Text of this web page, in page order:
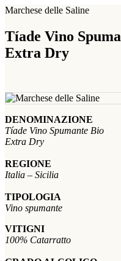
Marchese delle Saline
Tíade Vino
Extra Dry
DENOMINAZIONE
Tíade Vino Spumante Bio
Extra Dry
REGIONE
Italia – Sicilia
TIPOLOGIA
Vino spumante
VITIGNI
100% Catarratto